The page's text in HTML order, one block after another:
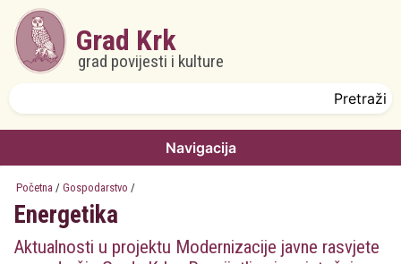
Skoči na glavni sadržaj
Grad Krk
grad povijesti i kulture
Navigacija
Početna / Gospodarstvo /
Energetika
Aktualnosti u projektu Modernizacije javne rasvjete